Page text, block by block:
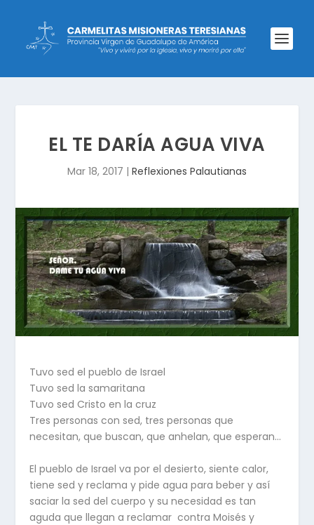
EL TE DARÍA AGUA VIVA
Mar 18, 2017 | Reflexiones Palautianas
Tuvo sed el pueblo de Israel
Tuvo sed la samaritana
Tuvo sed Cristo en la cruz
Tres personas con sed, tres personas que
necesitan, que buscan, que anhelan, que esperan…
El pueblo de Israel va por el desierto, siente calor,
tiene sed y reclama y pide agua para beber y así
saciar la sed del cuerpo y su necesidad es tan
aguda que llegan a reclamar contra Moisés y